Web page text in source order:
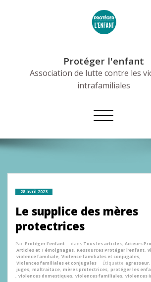
Protéger l'enfant
Association de lutte contre les
intrafamiliales
Afficher/masquer
la
28 avril 2023
Le supplice des mères
protectrices
Par Protéger l'enfant dans Tous les articles, Acteurs
Articles et Témoignages, Ressources Protéger l'enfant,
violence familiale, Violence familiales et conjugales,
Violences familiales et conjugales
Étiquette agresseur,
juges, maltraitace, mères protectrices, protéger les
, violences domestiques, violences familiales, violences